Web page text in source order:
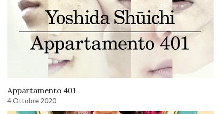
Appartamento 401
4 Ottobre 2020